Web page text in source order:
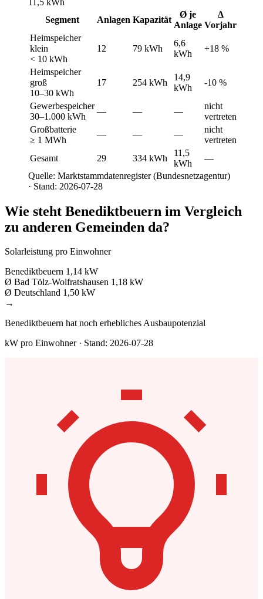
Segment
Anlagen Kapazität
Ø je
Anlage
Δ
Vorjahr
Heimspeicher
klein
< 10 kWh
12 79 kWh
6,6
kWh
+18 %
Heimspeicher
groß
10–30 kWh
17 254 kWh
14,9
kWh
-10 %
Gewerbespeicher
30–1.000 kWh
— — —
nicht
vertreten
Großbatterie
≥ 1 MWh
— — —
nicht
vertreten
Gesamt
29 334 kWh
11,5
kWh
—
Quelle: Marktstammdatenregister (Bundesnetzagentur)
· Stand: 2026-07-28
Wie steht Benediktbeuern im Vergleich
zu anderen Gemeinden da?
Solarleistung pro Einwohner
Benediktbeuern 1,14 kW
Ø Bad Tölz-Wolfratshausen 1,18 kW
Ø Deutschland 1,50 kW
→
Benediktbeuern hat noch erhebliches Ausbaupotenzial
kW pro Einwohner · Stand: 2026-07-28